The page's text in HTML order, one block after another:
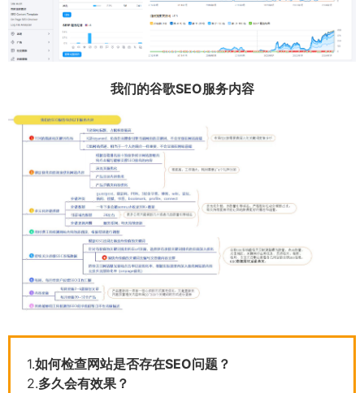
我们的谷歌SEO服务内容
1.如何检查网站是否存在SEO问题？
2.多久会有效果？